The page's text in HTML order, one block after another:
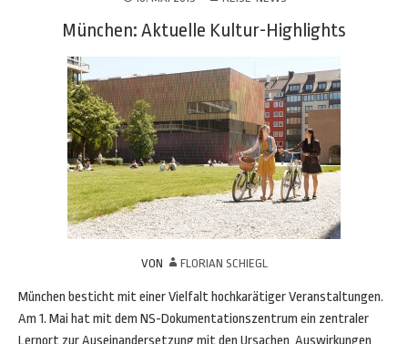
München: Aktuelle Kultur-Highlights
VON FLORIAN SCHIEGL
München besticht mit einer Vielfalt hochkarätiger Veranstaltungen.
Am 1. Mai hat mit dem NS-Dokumentationszentrum ein zentraler
Lernort zur Auseinandersetzung mit den Ursachen, Auswirkungen